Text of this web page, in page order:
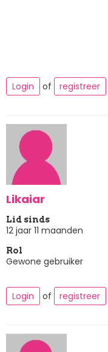
Login
of registreer
Likaiar
Lid sinds
12 jaar 11 maanden
Rol
Gewone gebruiker
Login of registreer